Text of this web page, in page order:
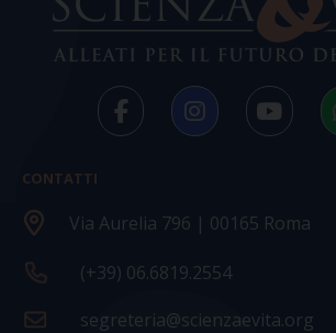
CONTATTI
Via Aurelia 796 | 00165 Roma
(+39) 06.6819.2554
segreteria@scienzaevita.org